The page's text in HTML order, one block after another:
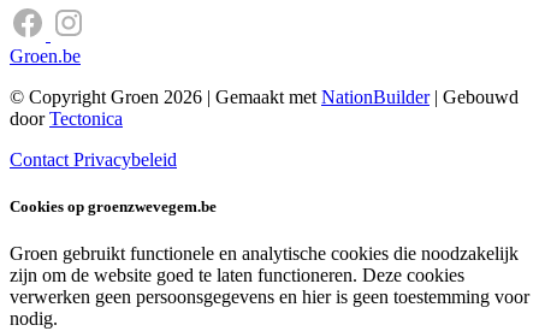
Groen.be
© Copyright Groen 2026 | Gemaakt met NationBuilder| Gebouwd
doorTectonica
Contact Privacybeleid
Cookies op groenzwevegem.be
Groen gebruikt functionele en analytische cookies die noodzakelijk
zijn om de website goed te laten functioneren. Deze cookies
verwerken geen persoonsgegevens en hier is geen toestemming voor
nodig.